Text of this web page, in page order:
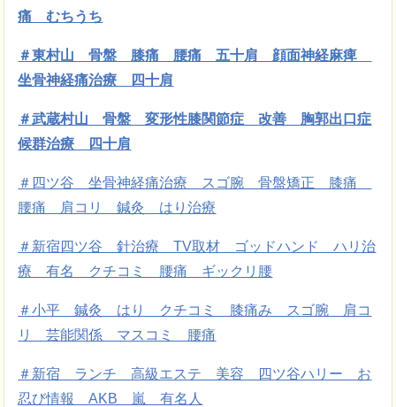
痛 むちうち
＃東村山 骨盤 膝痛 腰痛 五十肩 顔面神経麻痺
坐骨神経痛治療 四十肩
＃武蔵村山 骨盤 変形性膝関節症 改善 胸郭出口症
候群治療 四十肩
＃四ツ谷 坐骨神経痛治療 スゴ腕 骨盤矯正 膝痛
腰痛 肩コリ 鍼灸 はり治療
＃新宿四ツ谷 針治療 TV取材 ゴッドハンド ハリ治
療 有名 クチコミ 腰痛 ギックリ腰
＃小平 鍼灸 はり クチコミ 膝痛み スゴ腕 肩コ
リ 芸能関係 マスコミ 腰痛
＃新宿 ランチ 高級エステ 美容 四ツ谷ハリー お
忍び情報 AKB 嵐 有名人